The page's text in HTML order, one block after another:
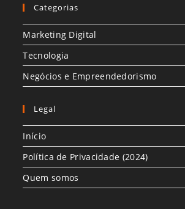
Categorias
Marketing Digital
Tecnologia
Negócios e Empreendedorismo
Legal
Início
Política de Privacidade (2024)
Quem somos